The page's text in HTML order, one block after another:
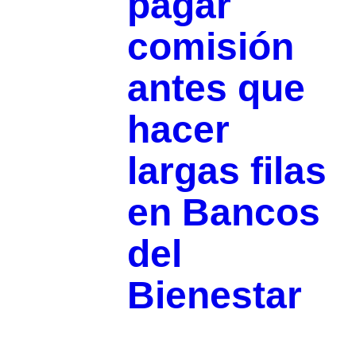
comisión
antes que
hacer
largas filas
en Bancos
del
Bienestar